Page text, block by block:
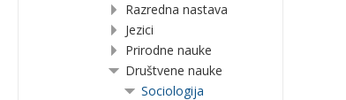
Razredna nastava
Jezici
Prirodne nauke
Društvene nauke
Sociologija